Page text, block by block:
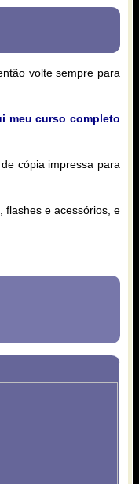
volte sempre para
meu curso completo
cópia impressa para
flashes e acessórios, e